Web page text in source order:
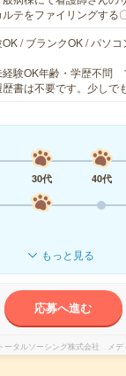
テをファイリングする
/ ブランクOK / パソ
経験OK年齢・学歴不問
歴書は不要です。少しで
30代 40代
もっと見る
応募へ進む
ータルソーシング株式会社 メデ